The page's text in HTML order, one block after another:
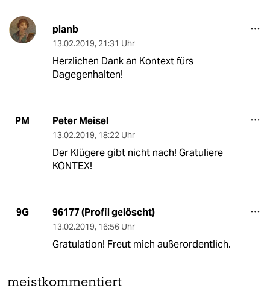
planb
13.02.2019, 21:31 Uhr
Herzlichen Dank an Kontext fürs
Dagegenhalten!
PM Peter Meisel
13.02.2019, 18:22 Uhr
Der Klügere gibt nicht nach! Gratuliere
KONTEX!
9G 96177 (Profil gelöscht)
13.02.2019, 16:56 Uhr
Gratulation! Freut mich außerordentlich.
meistkommentiert